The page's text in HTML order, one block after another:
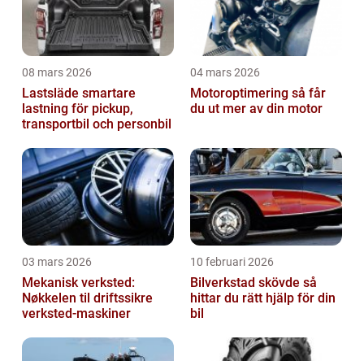
08 mars 2026
Lastsläde smartare
lastning för pickup,
transportbil och personbil
04 mars 2026
Motoroptimering så får
du ut mer av din motor
03 mars 2026
Mekanisk verksted:
Nøkkelen til driftssikre
verksted-maskiner
10 februari 2026
Bilverkstad skövde så
hittar du rätt hjälp för din
bil